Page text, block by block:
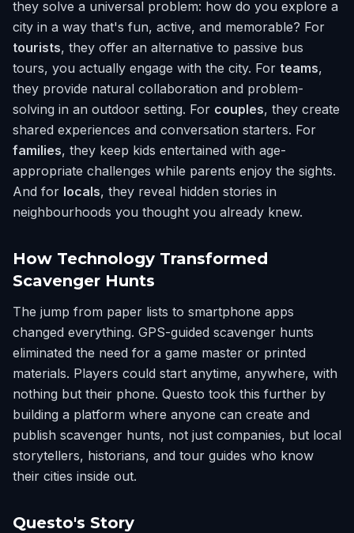
they solve a universal problem: how do you explore a
city in a way that's fun, active, and memorable? For
tourists, they offer an alternative to passive bus
tours, you actually engage with the city. For teams,
they provide natural collaboration and problem-
solving in an outdoor setting. For couples, they create
shared experiences and conversation starters. For
families, they keep kids entertained with age-
appropriate challenges while parents enjoy the sights.
And for locals, they reveal hidden stories in
neighbourhoods you thought you already knew.
How Technology Transformed
Scavenger Hunts
The jump from paper lists to smartphone apps
changed everything. GPS-guided scavenger hunts
eliminated the need for a game master or printed
materials. Players could start anytime, anywhere, with
nothing but their phone. Questo took this further by
building a platform where anyone can create and
publish scavenger hunts, not just companies, but local
storytellers, historians, and tour guides who know
their cities inside out.
Questo's Story